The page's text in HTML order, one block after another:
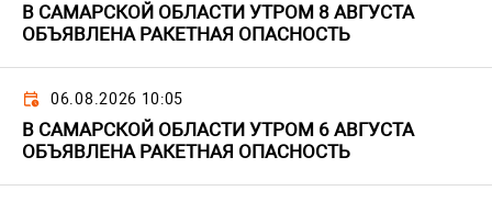
В САМАРСКОЙ ОБЛАСТИ УТРОМ 8 АВГУСТА
ОБЪЯВЛЕНА РАКЕТНАЯ ОПАСНОСТЬ
06.08.2026 10:05
В САМАРСКОЙ ОБЛАСТИ УТРОМ 6 АВГУСТА
ОБЪЯВЛЕНА РАКЕТНАЯ ОПАСНОСТЬ